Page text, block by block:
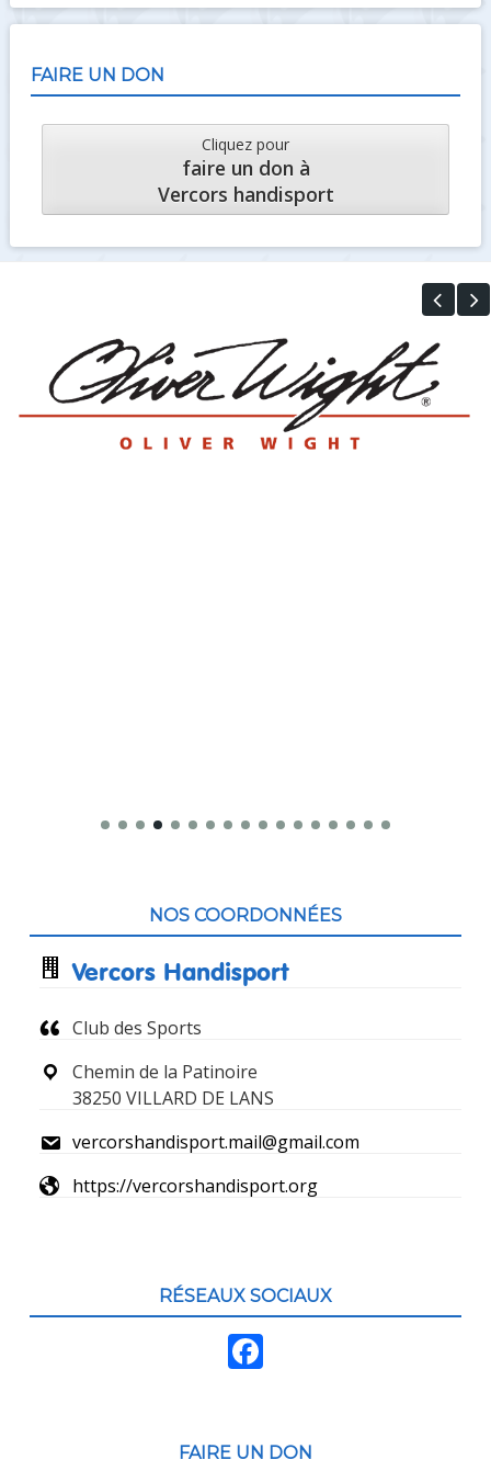
FAIRE UN DON
Cliquez pour
faire un don à
Vercors handisport
pied
de
page
NOS COORDONNÉES
Vercors Handisport
Club des Sports
Chemin de la Patinoire
38250 VILLARD DE LANS
vercorshandisport.mail@gmail.com
https://vercorshandisport.org
RÉSEAUX SOCIAUX
FAIRE UN DON